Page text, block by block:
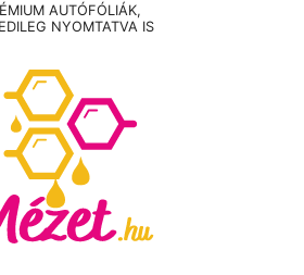
AUTÓFÓLIÁK,
NYOMTATVA IS